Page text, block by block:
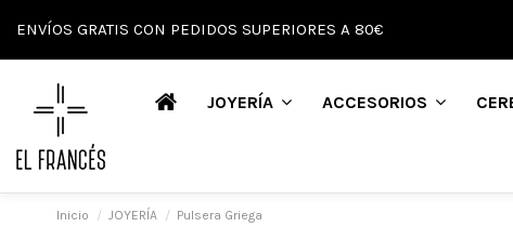
ENVÍOS GRATIS CON PEDIDOS SUPERIORES A 80€
JOYERÍA ACCESORIOS
Inicio JOYERÍA Pulsera Griega